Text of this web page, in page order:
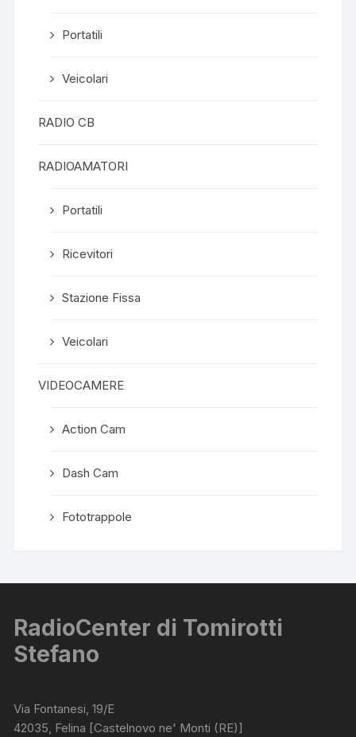
Portatili
Veicolari
RADIO CB
RADIOAMATORI
Portatili
Ricevitori
Stazione Fissa
Veicolari
VIDEOCAMERE
Action Cam
Dash Cam
Fototrappole
RadioCenter di Tomirotti
Stefano
Via Fontanesi, 19/E
42035, Felina [Castelnovo ne' Monti (RE)]